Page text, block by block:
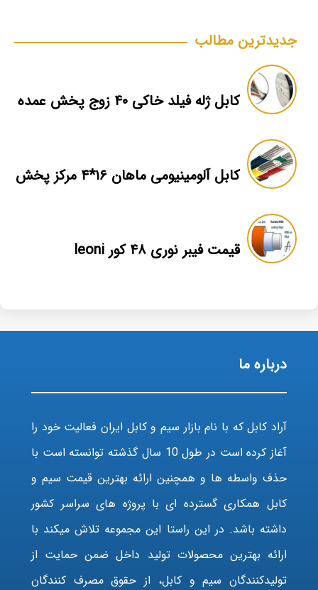
جدیدترین مطالب
کابل ژله فیلد خاکی ۴۰ زوج پخش عمده
کابل آلومینیومی ماهان ۱۶*۴ مرکز پخش
قیمت فیبر نوری ۴۸ کور leoni
درباره ما
آراد کابل که با نام بازار سیم و کابل ایران فعالیت خود را
آغاز کرده است در طول 10 سال گذشته توانسته است با
حذف واسطه ها و همچنین ارائه بهترین قیمت سیم و
کابل همکاری گسترده ای با پروژه های سراسر کشور
داشته باشد. در این راستا این مجموعه تلاش میکند با
ارائه بهترین محصولات تولید داخل ضمن حمایت از
تولیدکنندگان سیم و کابل، از حقوق مصرف کنندگان